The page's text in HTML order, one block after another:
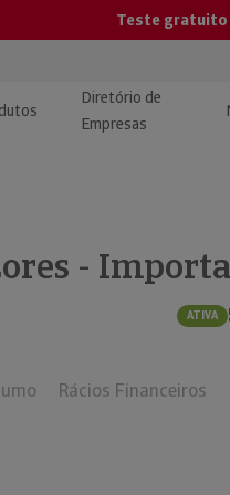
Teste gratuito
e Monitorização de
Diretório de
Empresas
| Estudos e
-
ATIVA
Rácios Financeiros